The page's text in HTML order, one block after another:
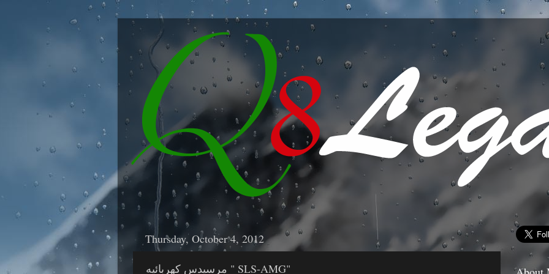
Thursday, October 4, 2012
مرسيدس كهربائيه " SLS-AMG"